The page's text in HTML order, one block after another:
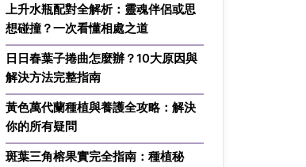
上升水瓶配對全解析：靈魂伴侶或思
想碰撞？一次看懂相處之道
日日春葉子捲曲怎麼辦？10大原因與
解決方法完整指南
黃色萬代蘭種植與養護全攻略：解決
你的所有疑問
斑葉三角榕果實完全指南：種植秘